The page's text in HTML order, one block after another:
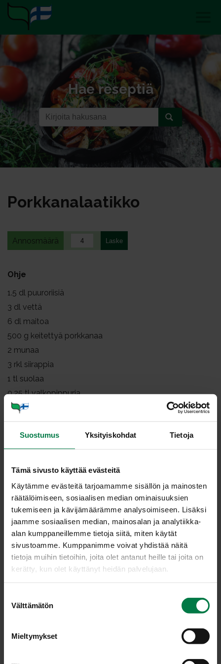
Suostumus Yksityiskohdat Tietoja
Tämä sivusto käyttää evästeitä
Käytämme evästeitä tarjoamamme sisällön ja mainosten
räätälöimiseen, sosiaalisen median ominaisuuksien
tukemiseen ja kävijämäärämme analysoimiseen. Lisäksi
jaamme sosiaalisen median, mainosalan ja analytiikka-
alan kumppaneillemme tietoja siitä, miten käytät
sivustoamme. Kumppanimme voivat yhdistää näitä
tietoja muihin tietoihin, joita olet antanut heille tai joita on
kerätty, kun olet käyttänyt heidän palvelujaan.
Välttämätön
Mieltymykset
Hae reseptiä
Pork­ka­na­laa­tik­ko
Annosmäärä
Ohje
1.5 dl puuroriisiä
3 dl vettä
6 dl maitoa
500 g keitettyä porkkanaa
2 munaa
3 rkl siirappia
1 tl suolaa
0.25tl valkopippuria
ripaus muskottia
korppujauhetta
(margariininokareita)
imeytynyt riisiin. Lisää maito ja hauduta puuroa kannen
alla noin 30 minuuttia välillä hämmentäen.
Lisää puuroon keitetyt, hienoksi raastetut porkkanat,
munat, siirappi, suola, valkopippuri ja muskotti.
Kaada seos voideltuun uunivuokaan. Tasoita pinta tai
tee kuvioita esim. lusikalla ja ripottele sille
korppujauhetta ja halutessasi margariininokareita.
Kypsennä laatikkoa 175-200 asteisessa uunissa noin 1
Luokka:
Juurekset
Lämpimät